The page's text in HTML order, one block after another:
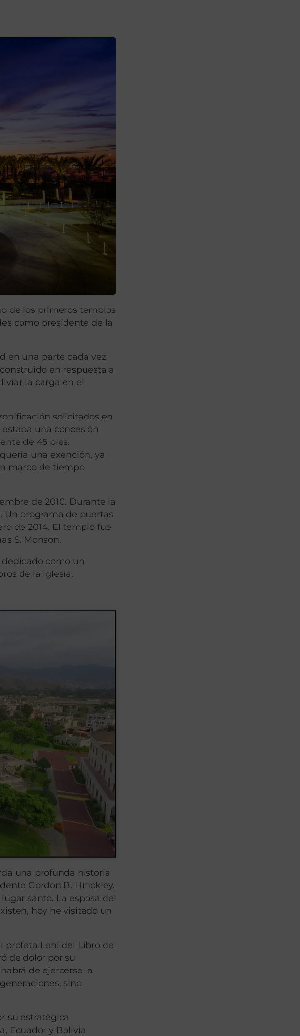
de los primeros templos
como presidente de la
en una parte cada vez
en respuesta a
la carga en el
solicitados en
una concesión
de 45 pies.
una exención, ya
marco de tiempo
de 2010. Durante la
programa de puertas
de 2014. El templo fue
S. Monson.
como un
de la iglesia.
una profunda historia
Gordon B. Hinckley.
santo. La esposa del
hoy he visitado un
profeta Lehí del Libro de
de dolor por su
de ejercerse la
sino
su estratégica
Ecuador y Bolivia